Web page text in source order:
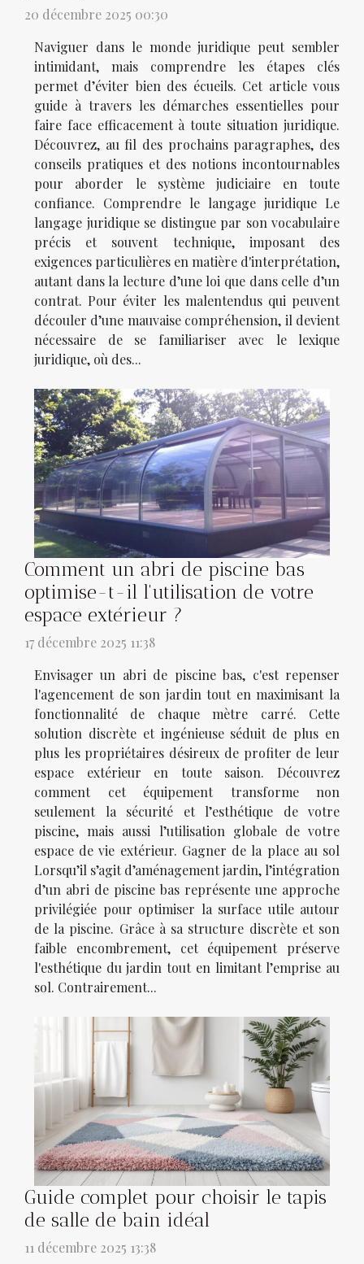
20 décembre 2025 00:30
Naviguer dans le monde juridique peut sembler
intimidant, mais comprendre les étapes clés
permet d’éviter bien des écueils. Cet article vous
guide à travers les démarches essentielles pour
faire face efficacement à toute situation juridique.
Découvrez, au fil des prochains paragraphes, des
conseils pratiques et des notions incontournables
pour aborder le système judiciaire en toute
confiance. Comprendre le langage juridique Le
langage juridique se distingue par son vocabulaire
précis et souvent technique, imposant des
exigences particulières en matière d'interprétation,
autant dans la lecture d’une loi que dans celle d’un
contrat. Pour éviter les malentendus qui peuvent
découler d’une mauvaise compréhension, il devient
nécessaire de se familiariser avec le lexique
juridique, où des...
Comment un abri de piscine bas
optimise-t-il l'utilisation de votre
espace extérieur ?
17 décembre 2025 11:38
Envisager un abri de piscine bas, c'est repenser
l'agencement de son jardin tout en maximisant la
fonctionnalité de chaque mètre carré. Cette
solution discrète et ingénieuse séduit de plus en
plus les propriétaires désireux de profiter de leur
espace extérieur en toute saison. Découvrez
comment cet équipement transforme non
seulement la sécurité et l’esthétique de votre
piscine, mais aussi l’utilisation globale de votre
espace de vie extérieur. Gagner de la place au sol
Lorsqu’il s’agit d’aménagement jardin, l’intégration
d’un abri de piscine bas représente une approche
privilégiée pour optimiser la surface utile autour
de la piscine. Grâce à sa structure discrète et son
faible encombrement, cet équipement préserve
l'esthétique du jardin tout en limitant l’emprise au
sol. Contrairement...
Guide complet pour choisir le tapis
de salle de bain idéal
11 décembre 2025 13:38